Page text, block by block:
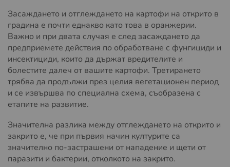
Засаждането и отглеждането на картофи на открито в
градина е почти еднакво като това в оранжерии.
Важно и при двата случая е след засаждането да
предприемете действия по обработване с фунгициди и
инсектициди, които да държат вредителите и
болестите далеч от вашите картофи. Третирането
трябва да продължи през целия вегетационен период
и се извършва по специална схема, съобразена с
етапите на развитие.
Значителна разлика между отглеждането на открито и
закрито е, че при първия начин културите са
значително по-застрашени от нападение и щети от
паразити и бактерии, отколкото на закрито.